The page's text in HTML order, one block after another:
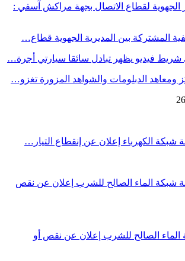
الجهوية لقطاع الاتصال بجهة مراكش آسفي :
المشتركة بين المديرية الجهوية قطاع…
فيديو يظهر تبادل سائقا سيارتي أجرة…
ومعاهد الدبلومات والشواهد المزورة تغزو…
الكهرباء إعلان عن إنقطاع التيار…
شبكة الماء الصالح للشرب إعلان عن نقص
الصالح للشرب إعلان عن نقص أو